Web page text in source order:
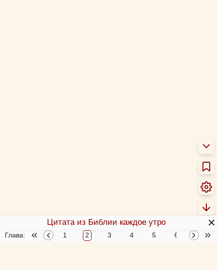
Глава: 1 2 3 4 5 6 7
Цитата из Библии каждое утро ✕